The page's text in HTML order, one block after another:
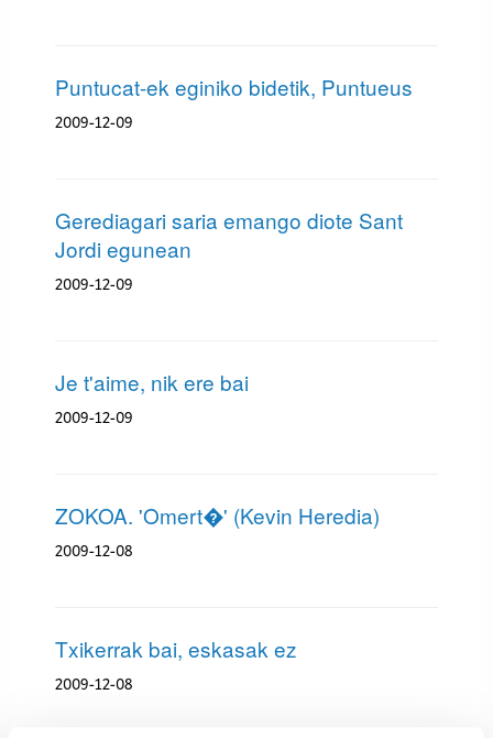
Puntucat-ek eginiko bidetik, Puntueus
2009-12-09
Gerediagari saria emango diote Sant
Jordi egunean
2009-12-09
Je t'aime, nik ere bai
2009-12-09
ZOKOA. 'Omert�' (Kevin Heredia)
2009-12-08
Txikerrak bai, eskasak ez
2009-12-08